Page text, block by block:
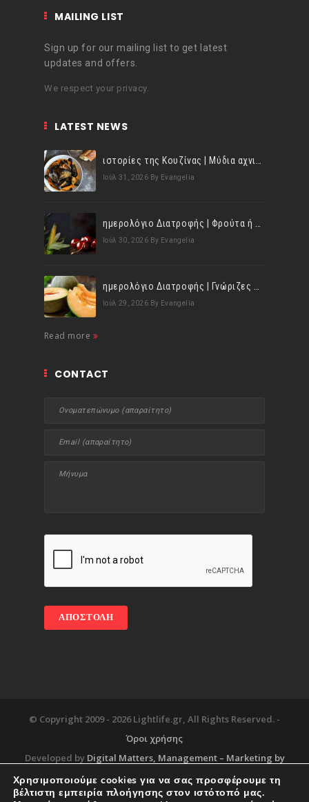
MAILING LIST
Sign up for our mailing list to get latest
updates and offers.
We respect your privacy.
LATEST NEWS
Ιούλ 31, 2026 By Evangelia
Ιούλ 30, 2026 By Evangelia
Ιούλ 29, 2026 By Evangelia
Read more
CONTACT
© Copyright 2009 - 2026 Lightlife.gr, All Rights Reserved. -
Όροι χρήσης
Developed by Digital Matters, Management – Marketing by
Χρησιμοποιούμε cookies για να σας προσφέρουμε τη
βέλτιστη εμπειρία πλοήγησης στον ιστότοπό μας.